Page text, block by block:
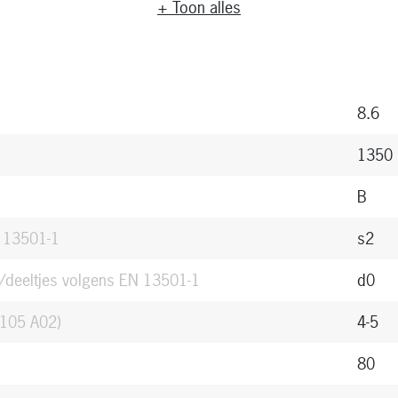
+ Toon alles
8.6
1350
B
1
s2
volgens EN 13501-1
d0
A02)
4-5
80